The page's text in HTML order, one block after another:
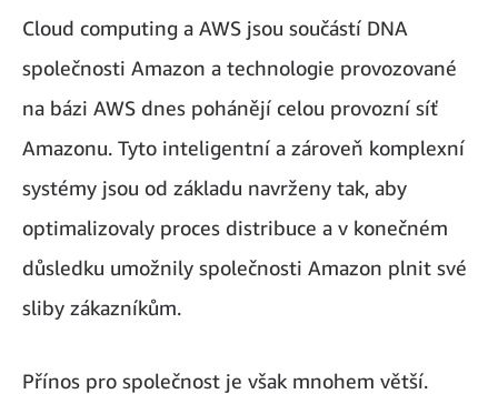
Cloud computing a AWS jsou součástí DNA
společnosti Amazon a technologie provozované
na bázi AWS dnes pohánějí celou provozní síť
Amazonu. Tyto inteligentní a zároveň komplexní
systémy jsou od základu navrženy tak, aby
optimalizovaly proces distribuce a v konečném
důsledku umožnily společnosti Amazon plnit své
sliby zákazníkům.
Přínos pro společnost je však mnohem větší.